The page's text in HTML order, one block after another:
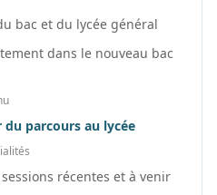
bac et du lycée général
dans le nouveau bac
parcours au lycée
récentes et à venir